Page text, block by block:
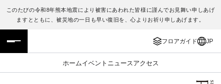
このたびの令和8年熊本地震により被害にあわれた皆様に謹んでお見舞い申しあげ
ますとともに、被災地の一日も早い復旧を、心よりお祈り申しあげます。
フロアガイド JP
ホームイベント ニュース アクセス
フロアガイド
施設案内・アクセス
ENGLISH
繁体字